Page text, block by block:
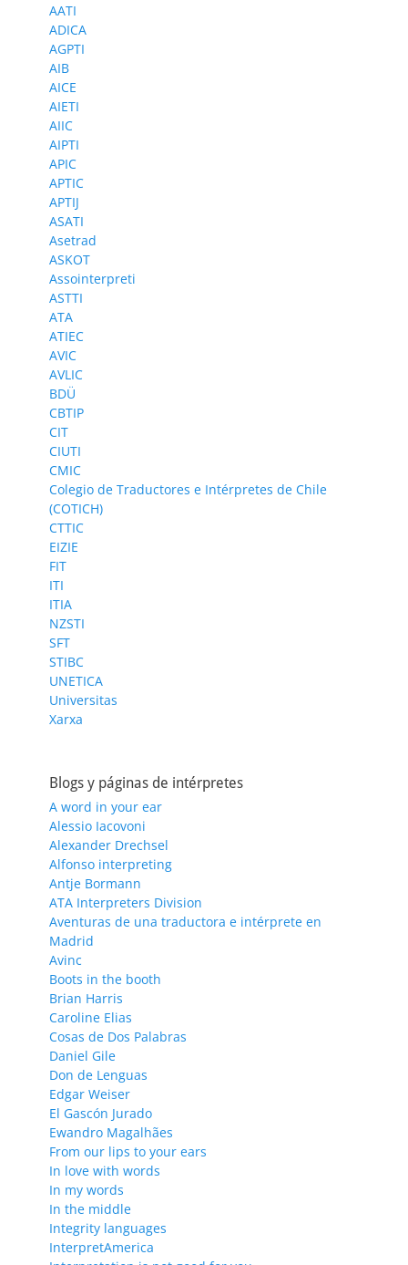
AATI
ADICA
AGPTI
AIB
AICE
AIETI
AIIC
AIPTI
APIC
APTIC
APTIJ
ASATI
Asetrad
ASKOT
Assointerpreti
ASTTI
ATA
ATIEC
AVIC
AVLIC
BDÜ
CBTIP
CIT
CIUTI
CMIC
Colegio de Traductores e Intérpretes de Chile
(COTICH)
CTTIC
EIZIE
FIT
ITI
ITIA
NZSTI
SFT
STIBC
UNETICA
Universitas
Xarxa
Blogs y páginas de intérpretes
A word in your ear
Alessio Iacovoni
Alexander Drechsel
Alfonso interpreting
Antje Bormann
ATA Interpreters Division
Aventuras de una traductora e intérprete en
Madrid
Avinc
Boots in the booth
Brian Harris
Caroline Elias
Cosas de Dos Palabras
Daniel Gile
Don de Lenguas
Edgar Weiser
El Gascón Jurado
Ewandro Magalhães
From our lips to your ears
In love with words
In my words
In the middle
Integrity languages
InterpretAmerica